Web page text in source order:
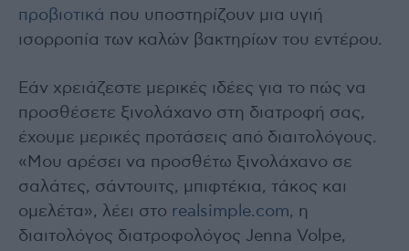
προβιοτικά που υποστηρίζουν μια υγιή
ισορροπία των καλών βακτηρίων του εντέρου.
Εάν χρειάζεστε μερικές ιδέες για το πώς να
προσθέσετε ξινολάχανο στη διατροφή σας,
έχουμε μερικές προτάσεις από διαιτολόγους.
«Μου αρέσει να προσθέτω ξινολάχανο σε
σαλάτες, σάντουιτς, μπιφτέκια, τάκος και
ομελέτα», λέει στο realsimple.com, η
διαιτολόγος διατροφολόγος Jenna Volpe,